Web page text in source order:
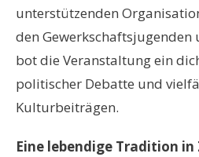
unterstützenden
den
bot die Veranstaltung ein
politischer Debatte und
Kulturbeiträgen.
Eine lebendige Tradition